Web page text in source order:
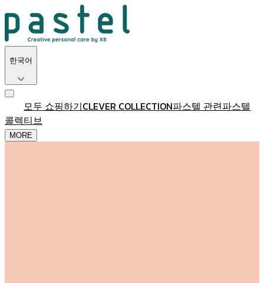
한국어
모두 쇼핑하기CLEVER COLLECTION파스텔 관련파스텔
콜렉티브
MORE